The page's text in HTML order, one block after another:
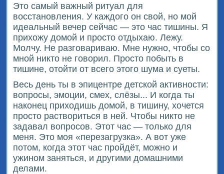
Это самый важный ритуал для
восстановления. У каждого он свой, но мой
идеальный вечер сейчас — это час тишины. Я
прихожу домой и просто отдыхаю. Лежу.
Молчу. Не разговариваю. Мне нужно, чтобы со
мной никто не говорил. Просто побыть в
тишине, отойти от всего этого шума и суеты.
Весь день ты в эпицентре детской активности:
вопросы, эмоции, смех, слёзы... И когда ты
наконец приходишь домой, в тишину, хочется
просто раствориться в ней. Чтобы никто не
задавал вопросов. Этот час — только для
меня. Это моя «перезагрузка». А вот уже
потом, когда этот час пройдёт, можно и
ужином заняться, и другими домашними
делами.